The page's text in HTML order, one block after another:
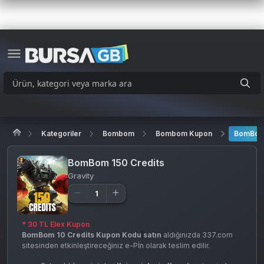
Kategoriler Bombom Bombom Kupon
BomBom 150 Credits
Gravity
* 30 TL Elex Kupon
BomBom 10 Credits Kupon Kodu satın aldığınızda 337.com
sitesinden etkinleştireceğiniz e-Pİn olarak teslim edilir.